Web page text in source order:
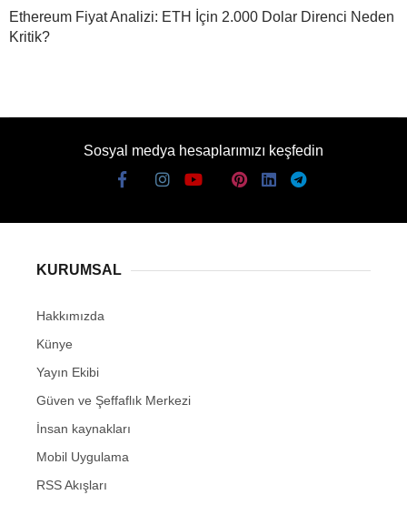
Ethereum Fiyat Analizi: ETH İçin 2.000 Dolar Direnci Neden
Kritik?
Sosyal medya hesaplarımızı keşfedin
KURUMSAL
Hakkımızda
Künye
Yayın Ekibi
Güven ve Şeffaflık Merkezi
İnsan kaynakları
Mobil Uygulama
RSS Akışları